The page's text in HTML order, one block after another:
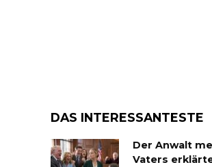
DAS INTERESSANTESTE
Der Anwalt
Vaters